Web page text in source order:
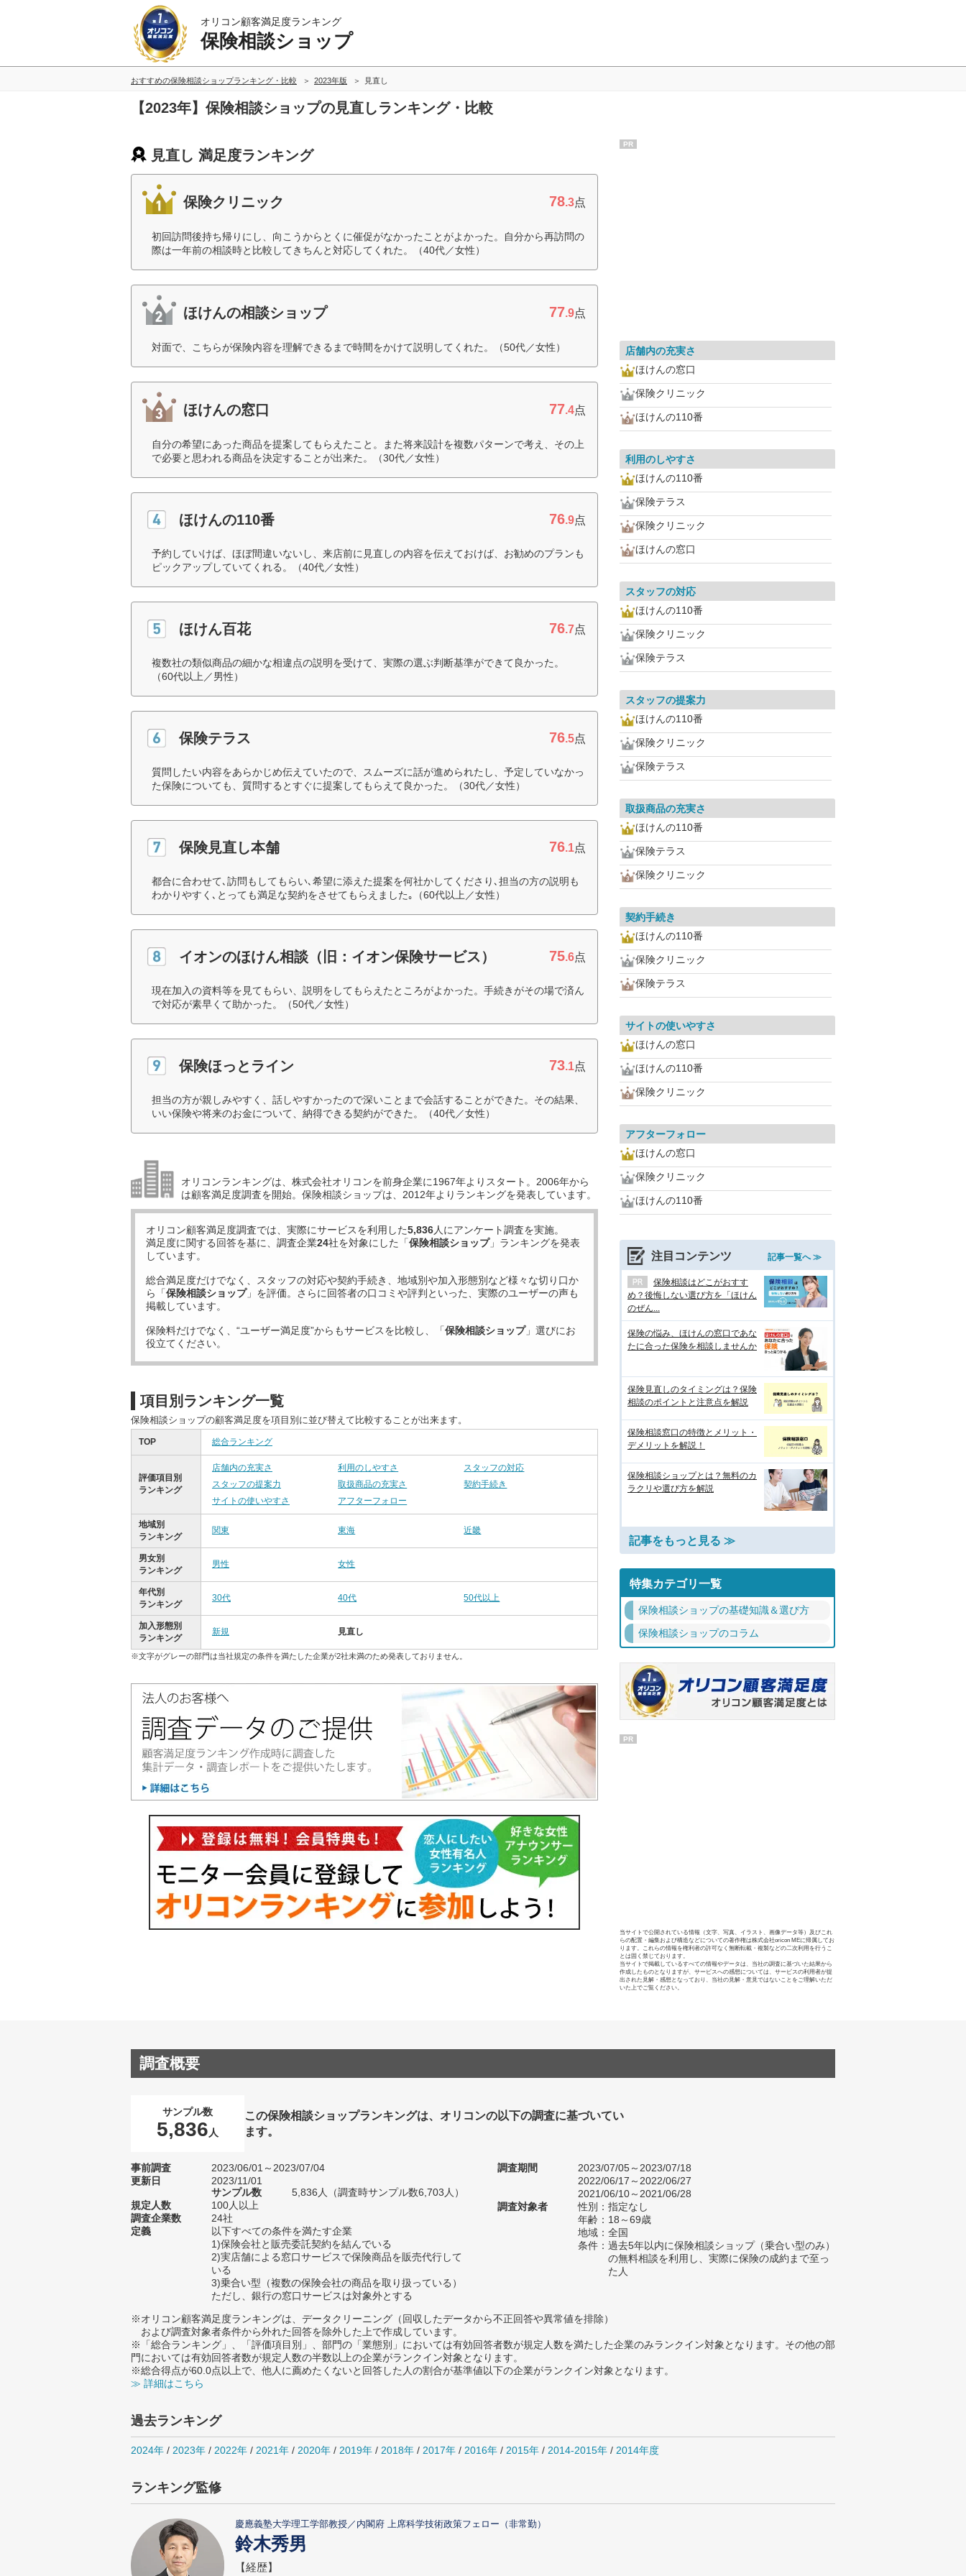
オリコン顧客満足度ランキング
保険相談ショップ
おすすめの保険相談ショップランキング・比較 2023年版 見直し
【2023年】保険相談ショップの見直しランキング・比較
見直し 満足度ランキング
保険クリニック 78.3点
初回訪問後持ち帰りにし、向こうからとくに催促がなかったことがよかった。自分から再訪問の
際は一年前の相談時と比較してきちんと対応してくれた。（40代／女性）
ほけんの相談ショップ 77.9点
対面で、こちらが保険内容を理解できるまで時間をかけて説明してくれた。（50代／女性）
ほけんの窓口 77.4点
自分の希望にあった商品を提案してもらえたこと。また将来設計を複数パターンで考え、その上
で必要と思われる商品を決定することが出来た。（30代／女性）
ほけんの110番 76.9点
予約していけば、ほぼ間違いないし、来店前に見直しの内容を伝えておけば、お勧めのプランも
ピックアップしていてくれる。（40代／女性）
ほけん百花 76.7点
複数社の類似商品の細かな相違点の説明を受けて、実際の選ぶ判断基準ができて良かった。
（60代以上／男性）
保険テラス 76.5点
質問したい内容をあらかじめ伝えていたので、スムーズに話が進められたし、予定していなかっ
た保険についても、質問するとすぐに提案してもらえて良かった。（30代／女性）
保険見直し本舗 76.1点
都合に合わせて､訪問もしてもらい､希望に添えた提案を何社かしてくださり､担当の方の説明も
わかりやすく､とっても満足な契約をさせてもらえました｡（60代以上／女性）
イオンのほけん相談（旧：イオン保険サービス） 75.6点
現在加入の資料等を見てもらい、説明をしてもらえたところがよかった。手続きがその場で済ん
で対応が素早くて助かった。（50代／女性）
保険ほっとライン 73.1点
担当の方が親しみやすく、話しやすかったので深いことまで会話することができた。その結果、
いい保険や将来のお金について、納得できる契約ができた。（40代／女性）
オリコンランキングは、株式会社オリコンを前身企業に1967年よりスタート。2006年から
は顧客満足度調査を開始。保険相談ショップは、2012年よりランキングを発表しています。
オリコン顧客満足度調査では、実際にサービスを利用した5,836人にアンケート調査を実施。
満足度に関する回答を基に、調査企業24社を対象にした「保険相談ショップ」ランキングを発表
しています。
総合満足度だけでなく、スタッフの対応や契約手続き、地域別や加入形態別など様々な切り口か
ら「保険相談ショップ」を評価。さらに回答者の口コミや評判といった、実際のユーザーの声も
掲載しています。
保険料だけでなく、“ユーザー満足度”からもサービスを比較し、「保険相談ショップ」選びにお
役立てください。
項目別ランキング一覧
保険相談ショップの顧客満足度を項目別に並び替えて比較することが出来ます。
TOP 総合ランキング
評価項目別
ランキング
店舗内の充実さ 利用のしやすさ
スタッフの対応
スタッフの提案力
取扱商品の充実さ
契約手続き
サイトの使いやすさ
アフターフォロー
地域別
ランキング
関東 東海 近畿
男女別
ランキング
男性 女性
年代別
ランキング
30代 40代 50代以上
加入形態別
ランキング
新規 見直し
※文字がグレーの部門は当社規定の条件を満たした企業が2社未満のため発表しておりません。
PR
店舗内の充実さ
ほけんの窓口
保険クリニック
ほけんの110番
利用のしやすさ
ほけんの110番
保険テラス
保険クリニック
ほけんの窓口
スタッフの対応
ほけんの110番
保険クリニック
保険テラス
スタッフの提案力
ほけんの110番
保険クリニック
保険テラス
取扱商品の充実さ
ほけんの110番
保険テラス
保険クリニック
契約手続き
ほけんの110番
保険クリニック
保険テラス
サイトの使いやすさ
ほけんの窓口
ほけんの110番
保険クリニック
アフターフォロー
ほけんの窓口
保険クリニック
ほけんの110番
注目コンテンツ 記事一覧へ ≫
保険相談はどこがおすす
め？後悔しない選び方を「ほけん
のぜん...
保険の悩み、ほけんの窓口であな
たに合った保険を相談しませんか
保険見直しのタイミングは？保険
相談のポイントと注意点を解説
保険相談窓口の特徴とメリット・
デメリットを解説！
保険相談ショップとは？無料のカ
ラクリや選び方を解説
記事をもっと見る ≫
特集カテゴリ一覧
保険相談ショップの基礎知識＆選び方
保険相談ショップのコラム
PR
当サイトで公開されている情報（文字、写真、イラスト、画像データ等）及びこれ
らの配置・編集および構造などについての著作権は株式会社oricon MEに帰属してお
ります。これらの情報を権利者の許可なく無断転載・複製などの二次利用を行うこ
とは固く禁じております。
当サイトで掲載しているすべての情報やデータは、当社の調査に基づいた結果から
作成したものとなりますが、サービスへの感想については、サービスの利用者が提
出された見解・感想となっており、当社の見解・意見ではないことをご理解いただ
いた上でご覧ください。
調査概要
サンプル数
5,836 人
この保険相談ショップランキングは、オリコンの以下の調査に基づいてい
ます。
事前調査
2023/06/01～2023/07/04
更新日
2023/11/01
サンプル数
5,836人（調査時サンプル数6,703人）
規定人数
100人以上
調査企業数
24社
定義
以下すべての条件を満たす企業
1)保険会社と販売委託契約を結んでいる
2)実店舗による窓口サービスで保険商品を販売代行して
いる
3)乗合い型（複数の保険会社の商品を取り扱っている）
ただし、銀行の窓口サービスは対象外とする
調査期間
2023/07/05～2023/07/18
2022/06/17～2022/06/27
2021/06/10～2021/06/28
調査対象者
性別：指定なし
年齢：18～69歳
地域：全国
条件：過去5年以内に保険相談ショップ（乗合い型のみ）
の無料相談を利用し、実際に保険の成約まで至っ
た人
※オリコン顧客満足度ランキングは、データクリーニング（回収したデータから不正回答や異常値を排除）
および調査対象者条件から外れた回答を除外した上で作成しています。
※「総合ランキング」、「評価項目別」、部門の「業態別」においては有効回答者数が規定人数を満たした企業のみランクイン対象となります。その他の部
門においては有効回答者数が規定人数の半数以上の企業がランクイン対象となります。
※総合得点が60.0点以上で、他人に薦めたくないと回答した人の割合が基準値以下の企業がランクイン対象となります。
≫ 詳細はこちら
過去ランキング
2024年 / 2023年 / 2022年 / 2021年 / 2020年 / 2019年 / 2018年 / 2017年 / 2016年 / 2015年 / 2014-2015年 / 2014年度
ランキング監修
慶應義塾大学理工学部教授／内閣府 上席科学技術政策フェロー（非常勤）
鈴木秀男
【経歴】